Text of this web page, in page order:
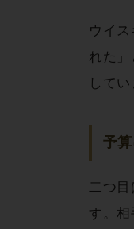
ウイ
れた
してい
予
二つ
す。